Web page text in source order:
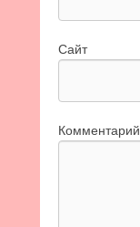
Сайт
Комментарий